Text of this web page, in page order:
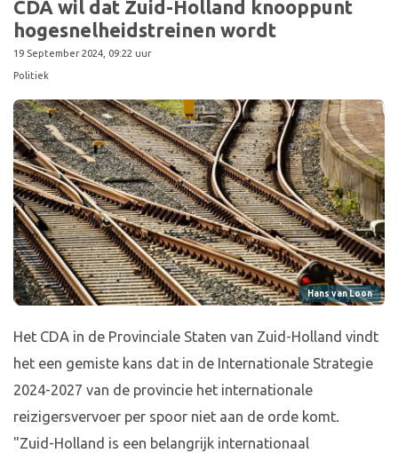
CDA wil dat Zuid-Holland knooppunt
hogesnelheidstreinen wordt
19 September 2024, 09:22 uur
Politiek
Hans van Loon
Het CDA in de Provinciale Staten van Zuid-Holland vindt
het een gemiste kans dat in de Internationale Strategie
2024-2027 van de provincie het internationale
reizigersvervoer per spoor niet aan de orde komt.
"Zuid-Holland is een belangrijk internationaal